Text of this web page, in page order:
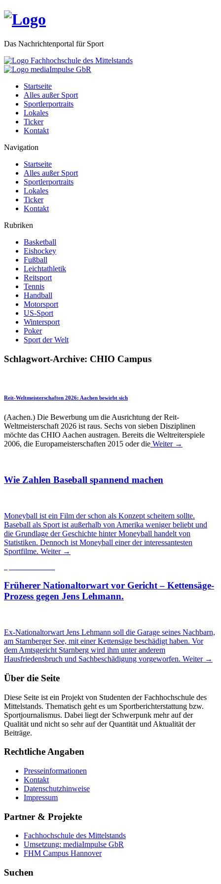
Das Nachrichtenportal für Sport
Startseite
Alles außer Sport
Sportlerportraits
Lokales
Ticker
Kontakt
Navigation
Startseite
Alles außer Sport
Sportlerportraits
Lokales
Ticker
Kontakt
Rubriken
Basketball
Eishockey
Fußball
Leichtathletik
Reitsport
Tennis
Handball
Motorsport
US-Sport
Wintersport
Poker
Sport der Welt
Schlagwort-Archive: CHIO Campus
Reit-Weltmeisterschaften 2026: Aachen bewirbt sich
(Aachen.) Die Bewerbung um die Ausrichtung der Reit-
Weltmeisterschaft 2026 ist raus. Sechs von sieben Disziplinen
möchte das CHIO Aachen austragen. Bereits die Weltreiterspiele
2006, die Europameisterschaften 2015 oder die Weiter →
Wie Zahlen Baseball spannend machen
Moneyball ist ein Film der schon als Konzept scheitern sollte.
Baseball als Sport ist außerhalb von Amerika weniger beliebt und
die Grundlage der Geschichte hinter Moneyball handelt von
Statistiken. Dennoch ist Moneyball einer der interessantesten
Sportfilme. Weiter →
Früherer Nationaltorwart vor Gericht – Kettensäge-
Prozess gegen Jens Lehmann.
Ex-Nationaltorwart Jens Lehmann soll die Garage seines Nachbarn,
am Starnberger See, mit einer Kettensäge beschädigt haben. Vor
dem Amtsgericht Starnberg wird ihm unter anderem
Hausfriedensbruch und Sachbeschädigung vorgeworfen. Weiter →
Über die Seite
Diese Seite ist ein Projekt von Studenten der Fachhochschule des
Mittelstands. Thematisch geht es um Sportberichterstattung bzw.
Sportjournalismus. Dabei liegt der Schwerpunk mehr auf der
Qualität und nicht so sehr auf der Quantität und Aktualität der
Beiträge.
Rechtliche Angaben
Presseinformationen
Kontakt
Datenschutzhinweise
Impressum
Partner & Projekte
Fachhochschule des Mittelstands
Umsetzung: mediaImpulse GbR
FHM Campus Hannover
Suchen